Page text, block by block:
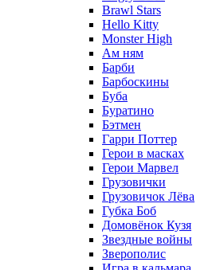
Brawl Stars
Hello Kitty
Monster High
Ам ням
Барби
Барбоскины
Буба
Буратино
Бэтмен
Гарри Поттер
Герои в масках
Герои Марвел
Грузовички
Грузовичок Лёва
Губка Боб
Домовёнок Кузя
Звездные войны
Зверополис